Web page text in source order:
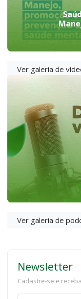
Ver galeria de
Ver galeria de
Newsletter
Cadastre-se e